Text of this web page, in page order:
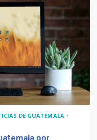
DE GUATEMALA
por